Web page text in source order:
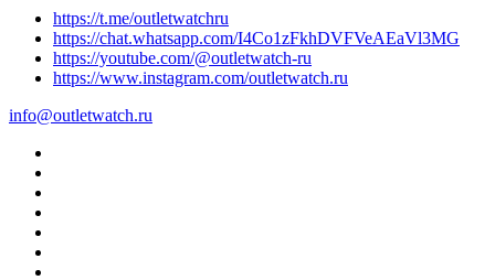
https://t.me/outletwatchru
https://chat.whatsapp.com/I4Co1zFkhDVFVeAEaVl3MG
https://youtube.com/@outletwatch-ru
https://www.instagram.com/outletwatch.ru
info@outletwatch.ru